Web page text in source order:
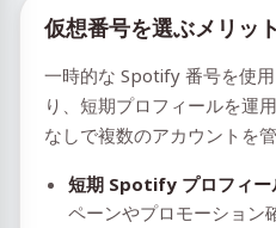
仮想番号を選ぶメリット
一時的な Spotify 番号を使
り、短期プロフィールを運
なしで複数のアカウントを
短期 Spotify プロフィー
ペーンやプロモーション